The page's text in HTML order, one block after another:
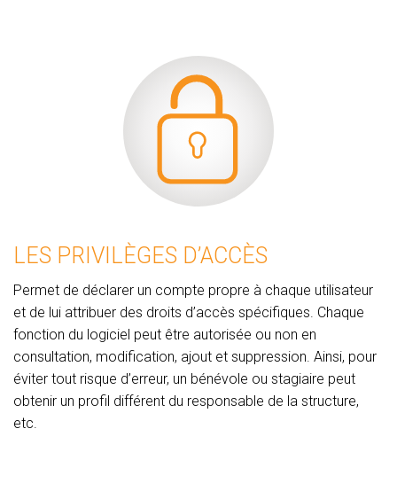
LES PRIVILÈGES D’ACCÈS
Permet de déclarer un compte propre à chaque utilisateur
et de lui attribuer des droits d’accès spécifiques. Chaque
fonction du logiciel peut être autorisée ou non en
consultation, modification, ajout et suppression. Ainsi, pour
éviter tout risque d’erreur, un bénévole ou stagiaire peut
obtenir un profil différent du responsable de la structure,
etc.